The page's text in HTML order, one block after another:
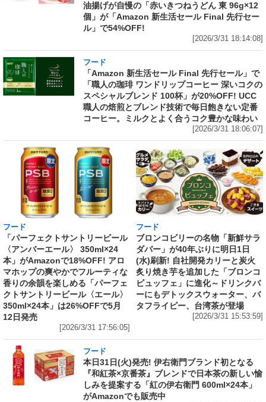
油揚げが自慢の「赤いきつねうどん 東 96g×12
個」が「Amazon 新生活セール Final 先行セー
ル」で54%OFF!
[2026/3/31 18:14:08]
フード
「Amazon 新生活セール Final 先行セール」で
「職人の珈琲 ワンドリップコーヒー 深いコクの
スペシャルブレンド 100杯」が20%OFF! UCC
職人の焙煎とブレンド技術で毎日飽きない定番
コーヒー。ミルクとよく合うコク豊かな味わい
[2026/3/31 18:06:07]
フード
「パーフェクトサントリービール
〈アンバーエール〉 350ml×24
本」がAmazonで18%OFF! アロ
マホップの爽やかでフルーティな
香りの余韻を楽しめる「パーフェ
クトサントリービール〈エール〉
350ml×24本」は26%OFFで5月
12日発売
[2026/3/31 17:56:05]
フード
ブロンコビリーの名物「新鮮サラ
ダバー」が40年ぶりに明日1日
(水)刷新! 自社開発カリーと炭火
炙り焼き芋を追加した「ブロンコ
ビュッフェ」に進化～ドリンクバ
ーにもデトックスウォーター、バ
タフライピー、台湾茶が登場
[2026/3/31 15:53:59]
フード
本日31日(火)発売! 伊右衛門ブランド初となる
『和紅茶×京番茶』ブレンドで日本茶の新しい愉
しみを提案する「紅の伊右衛門 600ml×24本」
がAmazonでも販売中